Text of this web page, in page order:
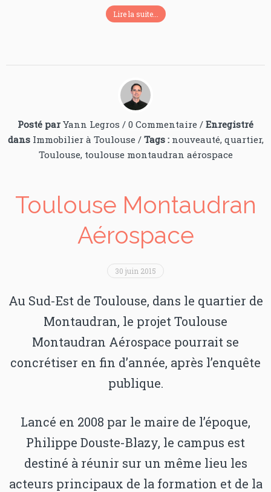
Lire la suite...
Posté par Yann Legros / 0 Commentaire / Enregistré
dans Immobilier à Toulouse / Tags : nouveauté, quartier,
Toulouse, toulouse montaudran aérospace
Toulouse Montaudran
Aérospace
30 juin 2015
Au Sud-Est de Toulouse, dans le quartier de
Montaudran, le projet Toulouse
Montaudran Aérospace pourrait se
concrétiser en fin d’année, après l’enquête
publique.
Lancé en 2008 par le maire de l’époque,
Philippe Douste-Blazy, le campus est
destiné à réunir sur un même lieu les
acteurs principaux de la formation et de la